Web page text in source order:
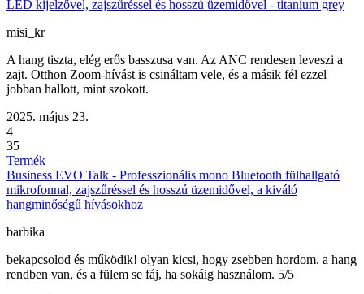
LED kijelzővel, zajszűréssel és hosszú üzemidővel - titanium grey
misi_kr
A hang tiszta, elég erős basszusa van. Az ANC rendesen leveszi a
zajt. Otthon Zoom-hívást is csináltam vele, és a másik fél ezzel
jobban hallott, mint szokott.
2025. május 23.
4
35
Termék
Business EVO Talk - Professzionális mono Bluetooth fülhallgató
mikrofonnal, zajszűréssel és hosszú üzemidővel, a kiváló
hangminőségű hívásokhoz
barbika
bekapcsolod és működik! olyan kicsi, hogy zsebben hordom. a hang
rendben van, és a fülem se fáj, ha sokáig használom. 5/5